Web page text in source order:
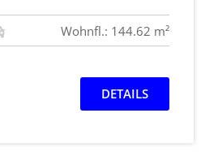
Wohnfl.: 144.62 m²
DETAILS